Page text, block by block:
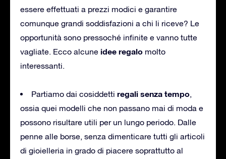
essere effettuati a prezzi modici e garantire
comunque grandi soddisfazioni a chi li riceve? Le
opportunità sono pressoché infinite e vanno tutte
vagliate. Ecco alcune idee regalo molto
interessanti.
Partiamo dai cosiddetti regali senza tempo,
ossia quei modelli che non passano mai di moda e
possono risultare utili per un lungo periodo. Dalle
penne alle borse, senza dimenticare tutti gli articoli
di gioielleria in grado di piacere soprattutto al